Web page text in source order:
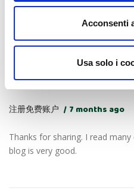
Acconsenti
Usa solo i
Can you be more specific
注册免费账户 7 months ago
Thanks for sharing. I read
blog is very good.